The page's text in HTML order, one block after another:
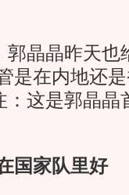
晶晶昨天也
是在内地还
：这是郭晶晶
家队里好